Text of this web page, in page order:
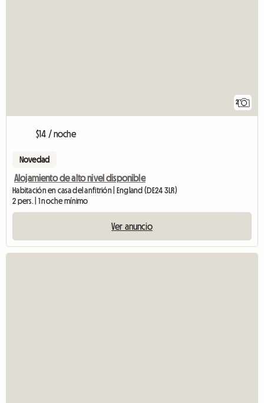
2
$14 / noche
Novedad
Alojamiento de alto nivel disponible
Habitación en casa del anfitrión | England (DE24 3LR)
2 pers. | 1 noche mínimo
Ver anuncio